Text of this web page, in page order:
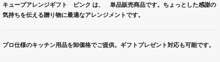
キューブアレンジギフト ピンク は、 単品販売商品です。ちょっとした感謝の
気持ちを伝える贈り物に最適なアレンジメントです。
プロ仕様のキッチン用品を卸価格でご提供。ギフトプレゼント対応も可能です。